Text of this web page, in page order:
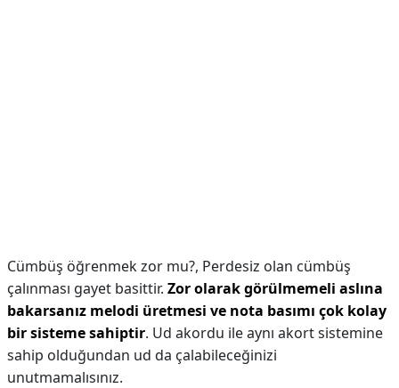
Cümbüş öğrenmek zor mu?, Perdesiz olan cümbüş
çalınması gayet basittir. Zor olarak görülmemeli aslına
bakarsanız melodi üretmesi ve nota basımı çok kolay
bir sisteme sahiptir. Ud akordu ile aynı akort sistemine
sahip olduğundan ud da çalabileceğinizi
unutmamalısınız.